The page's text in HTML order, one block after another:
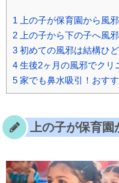
1 上の子が保育園から風
2 上の子から下の子へ風
3 初めての風邪は結構ひ
4 生後2ヶ月の風邪でクリ
5 家でも鼻水吸引！おす
上の子が保育園